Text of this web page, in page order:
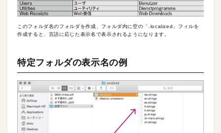
このフォルダ名のフォルダを作成、フォルダ内に空の「.localized」フィルを
作成すると、言語に応じた表示名で表示されるようになります。
特定フォルダの表示名の例